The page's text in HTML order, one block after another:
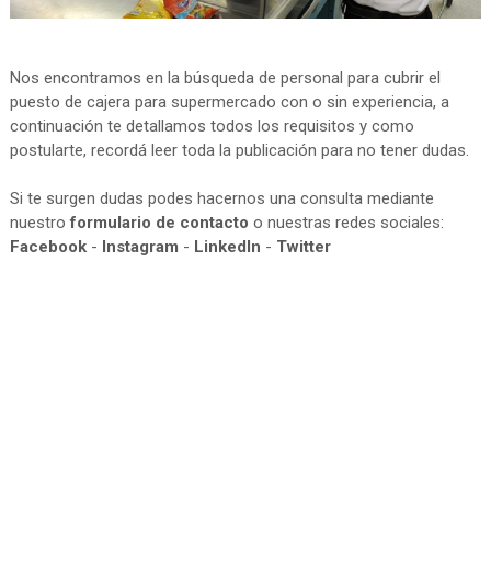
Nos encontramos en la búsqueda de personal para cubrir el
puesto de cajera para supermercado con o sin experiencia, a
continuación te detallamos todos los requisitos y como
postularte, recordá leer toda la publicación para no tener dudas.
Si te surgen dudas podes hacernos una consulta mediante
nuestroformulario de contacto o nuestras redes sociales:
Facebook- Instagram - LinkedIn - Twitter